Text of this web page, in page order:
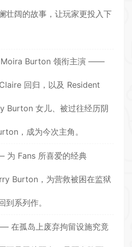
壮阔的故事，让玩家更投入下
Moira Burton 领衔主演 ——
回归，以及 Resident
Burton 女儿、被过往经历阴
，成为今次主角。
Fans 所喜爱的经典
Burton，为营救被困在监狱
到系列作。
在孤岛上废弃拘留设施究竟